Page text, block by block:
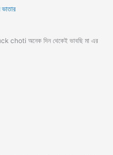
ভাতার
choti অনেক দিন থেকেই ভাবছি মা এর